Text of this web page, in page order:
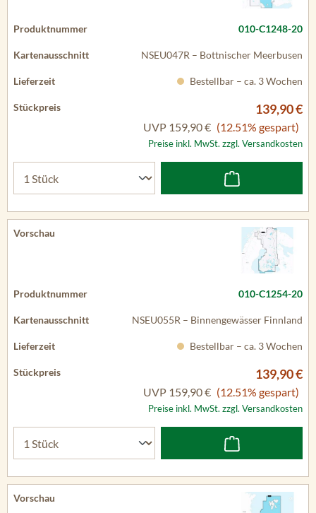
010-C1248-20
NSEU047R – Bottnischer Meerbusen
Bestellbar – ca. 3 Wochen
139,90 €
UVP 159,90 € (12.51% gespart)
Preise inkl. MwSt. zzgl. Versandkosten
010-C1254-20
NSEU055R – Binnengewässer Finnland
Bestellbar – ca. 3 Wochen
139,90 €
UVP 159,90 € (12.51% gespart)
Preise inkl. MwSt. zzgl. Versandkosten